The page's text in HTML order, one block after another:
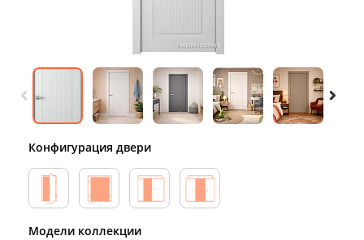
Конфигурация двери
Модели коллекции